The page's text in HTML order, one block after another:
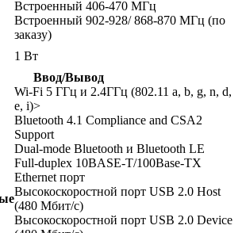
Встроенный 406-470 MГц
Встроенный 902-928/ 868-870 MГц (по
заказу)
1 Вт
Ввод/Вывод
Wi-Fi 5 ГГц и 2.4ГГц (802.11 a, b, g, n, d,
e, i)>
Bluetooth 4.1 Compliance and CSA2
Support
Dual-mode Bluetooth и Bluetooth LE
Full-duplex 10BASE-T/100Base-TX
Ethernet порт
Высокоскоростной порт USB 2.0 Host
(480 Мбит/с)
Высокоскоростной порт USB 2.0 Device